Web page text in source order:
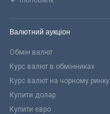
Валютний аукціон
Обмін валют
Курс валют в обмінниках
Курс валют на чорному ринку
Купити долар
Купити євро